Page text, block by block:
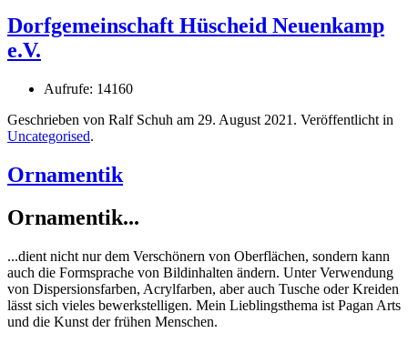
Dorfgemeinschaft Hüscheid Neuenkamp
e.V.
Aufrufe: 14160
Geschrieben von Ralf Schuh am 29. August 2021 . Veröffentlicht in
Uncategorised.
Ornamentik
Ornamentik...
...dient nicht nur dem Verschönern von Oberflächen, sondern kann
auch die Formsprache von Bildinhalten ändern. Unter Verwendung
von Dispersionsfarben, Acrylfarben, aber auch Tusche oder Kreiden
lässt sich vieles bewerkstelligen. Mein Lieblingsthema ist Pagan Arts
und die Kunst der frühen Menschen.